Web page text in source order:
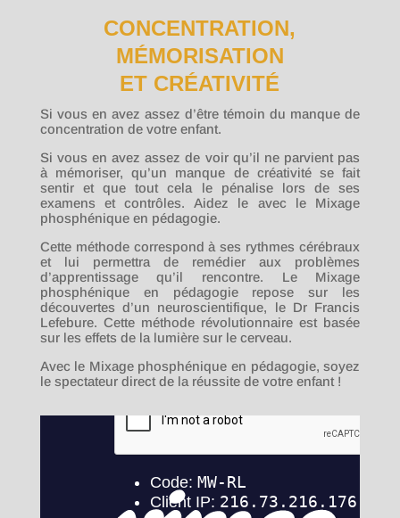
CONCENTRATION,
MÉMORISATION
ET CRÉATIVITÉ
Si vous en avez assez d’être témoin du manque de
concentration de votre enfant.
Si vous en avez assez de voir qu’il ne parvient pas
à mémoriser, qu’un manque de créativité se fait
sentir et que tout cela le pénalise lors de ses
examens et contrôles. Aidez le avec le Mixage
phosphénique en pédagogie.
Cette méthode correspond à ses rythmes cérébraux
et lui permettra de remédier aux problèmes
d’apprentissage qu’il rencontre. Le Mixage
phosphénique en pédagogie repose sur les
découvertes d’un neuroscientifique, le Dr Francis
Lefebure. Cette méthode révolutionnaire est basée
sur les effets de la lumière sur le cerveau.
Avec le Mixage phosphénique en pédagogie, soyez
le spectateur direct de la réussite de votre enfant !